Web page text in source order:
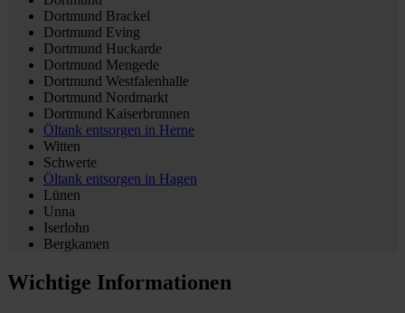
Dortmund Brackel
Dortmund Eving
Dortmund Huckarde
Dortmund Mengede
Dortmund Westfalenhalle
Dortmund Nordmarkt
Dortmund Kaiserbrunnen
Öltank entsorgen in Herne
Witten
Schwerte
Öltank entsorgen in Hagen
Lünen
Unna
Iserlohn
Bergkamen
Wichtige Informationen